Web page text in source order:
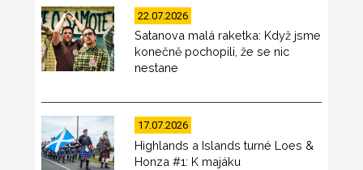
22.07.2026
Satanova malá raketka: Když jsme
konečně pochopili, že se nic
nestane
17.07.2026
Highlands a Islands turné Loes &
Honza #1: K majáku